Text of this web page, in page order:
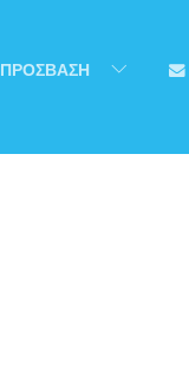
ΠΡΟΣΒΑΣΗ